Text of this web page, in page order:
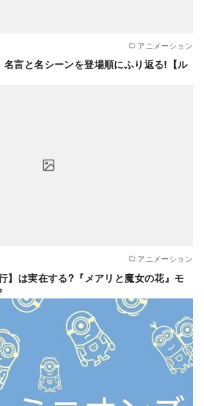
アニメーション
名言と名シーンを登場順にふり返る!【ル
アニメーション
】は実在する?『メアリと魔女の花』モ